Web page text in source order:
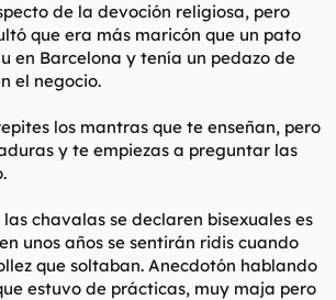
de la devoción religiosa, pero
que era más maricón que un pato
en Barcelona y tenía un pedazo de
el negocio.
los mantras que te enseñan, pero
y te empiezas a preguntar las
chavalas se declaren bisexuales es
unos años se sentirán ridis cuando
que soltaban. Anecdotón hablando
estuvo de prácticas, muy maja pero